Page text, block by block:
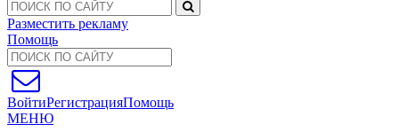
Разместить рекламу
Помощь
ВойтиРегистрацияПомощь
МЕНЮ